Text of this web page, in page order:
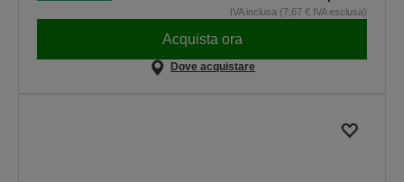
IVA inclusa (7,67 € IVA esclusa)
Acquista ora
Dove acquistare